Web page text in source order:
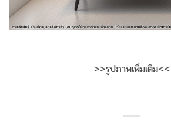
>>รูปภาพเพิ่มเติม<<